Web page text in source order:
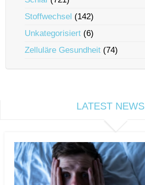
Stoffwechsel (142)
Unkategorisiert (6)
Zelluläre Gesundheit (74)
LATEST NEWS